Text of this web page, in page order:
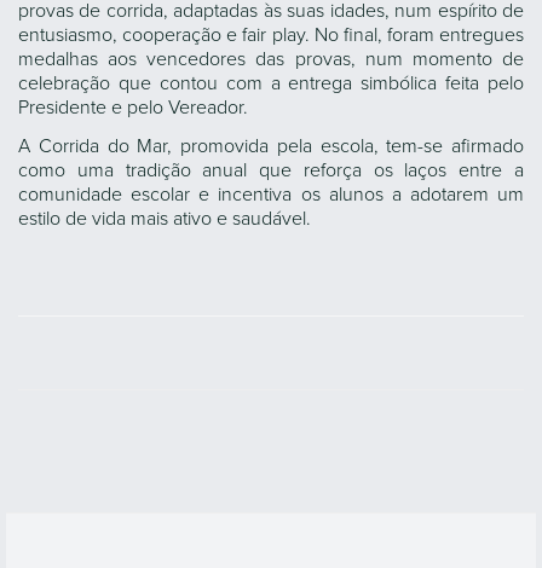
provas de corrida, adaptadas às suas idades, num espírito de
entusiasmo, cooperação e fair play. No final, foram entregues
medalhas aos vencedores das provas, num momento de
celebração que contou com a entrega simbólica feita pelo
Presidente e pelo Vereador.
A Corrida do Mar, promovida pela escola, tem-se afirmado
como uma tradição anual que reforça os laços entre a
comunidade escolar e incentiva os alunos a adotarem um
estilo de vida mais ativo e saudável.